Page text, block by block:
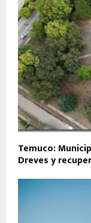
Temuco:
Dreves y